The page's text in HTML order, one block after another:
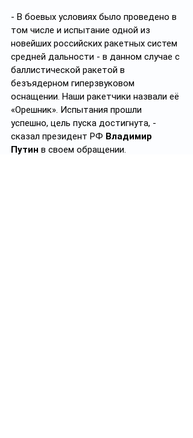
- В боевых условиях было проведено в
том числе и испытание одной из
новейших российских ракетных систем
средней дальности - в данном случае с
баллистической ракетой в
безъядерном гиперзвуковом
оснащении. Наши ракетчики назвали её
«Орешник». Испытания прошли
успешно, цель пуска достигнута, -
сказал президент РФ Владимир
Путин в своем обращении.